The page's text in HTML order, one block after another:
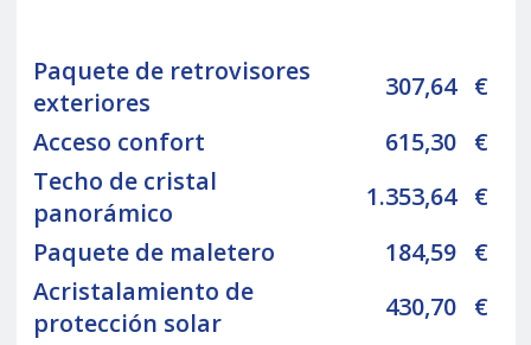
Paquete de retrovisores
exteriores
307,64 €
Acceso confort
615,30 €
Techo de cristal
panorámico
1.353,64 €
Paquete de maletero
184,59 €
Acristalamiento de
protección solar
430,70 €